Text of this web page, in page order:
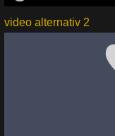
video alternativ 2